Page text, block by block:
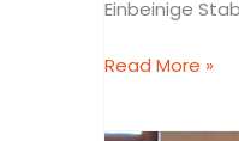
Einbeinige
Read More »